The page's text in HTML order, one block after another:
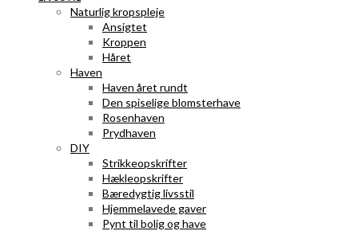
Naturlig kropspleje
Ansigtet
Kroppen
Håret
Haven
Haven året rundt
Den spiselige blomsterhave
Rosenhaven
Prydhaven
DIY
Strikkeopskrifter
Hækleopskrifter
Bæredygtig livsstil
Hjemmelavede gaver
Pynt til bolig og have